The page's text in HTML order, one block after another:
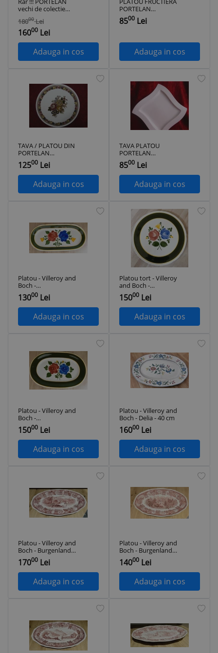
vechi de colectie
VILLEROY & BOCH
DRESDEN sfarsit de
secol XIX
18000 Lei
16000 Lei
Adauga in cos
PORTELAN
VILLEROY&BOCH
FINE CHINA 33 CM
8500 Lei
Adauga in cos
TAVA / PLATOU DIN
PORTELAN
VILLEROY & BOCH ,,
EDITH,,
12500 Lei
Adauga in cos
TAVA PLATOU
PORTELAN
VILLEROY&BOCH
GERMANIA MODEL
NEW WAVE 26 CM
8500 Lei
Adauga in cos
Platou - Villeroy and
Boch -
Bauernblume - 34
cm
13000 Lei
Adauga in cos
Platou tort - Villeroy
and Boch -
Bauernblume - 34
cm
15000 Lei
Adauga in cos
Platou - Villeroy and
Boch -
Bauernblume - 34
cm
15000 Lei
Adauga in cos
Platou - Villeroy and
Boch - Delia - 40 cm
16000 Lei
Adauga in cos
Platou - Villeroy and
Boch - Burgenland -
40 cm
17000 Lei
Adauga in cos
Platou - Villeroy and
Boch - Burgenland -
33 cm
14000 Lei
Adauga in cos